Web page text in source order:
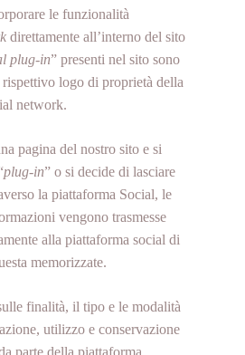
le funzionalità
direttamente all’interno del sito
plug-in” presenti nel sito sono
rispettivo logo di proprietà della
network.
pagina del nostro sito e si
plug-in” o si decide di lasciare
la piattaforma Social, le
vengono trasmesse
alla piattaforma social di
memorizzate.
finalità, il tipo e le modalità
utilizzo e conservazione
parte della piattaforma